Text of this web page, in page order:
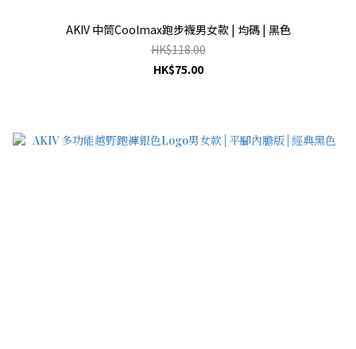
AKIV 中筒Coolmax跑步襪男女款 | 均碼 | 黑色
HK$118.00
HK$75.00